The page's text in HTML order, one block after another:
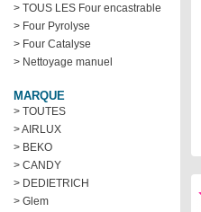
> TOUS LES Four encastrable
> Four Pyrolyse
> Four Catalyse
> Nettoyage manuel
MARQUE
> TOUTES
> AIRLUX
> BEKO
> CANDY
> DEDIETRICH
> Glem